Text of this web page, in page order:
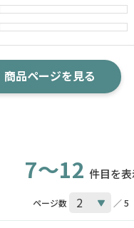
商品ページを見る
7～12 件目を
ページ数 ／ 5